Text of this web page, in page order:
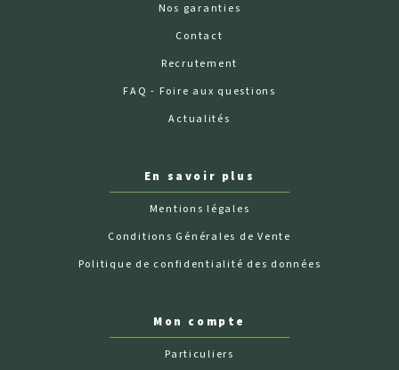
Nos garanties
Contact
Recrutement
FAQ - Foire aux questions
Actualités
En savoir plus
Mentions légales
Conditions Générales de Vente
Politique de confidentialité des données
Mon compte
Particuliers